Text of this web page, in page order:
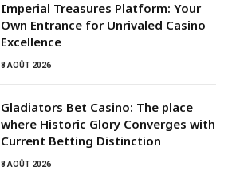
Imperial Treasures Platform: Your
Own Entrance for Unrivaled Casino
Excellence
8 AOÛT 2026
Gladiators Bet Casino: The place
where Historic Glory Converges with
Current Betting Distinction
8 AOÛT 2026